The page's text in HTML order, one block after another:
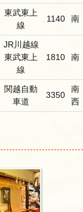
東武東上
線
1140 南
JR川越線
東武東上
線
1810 南
関越自動
車道
3350
南
西